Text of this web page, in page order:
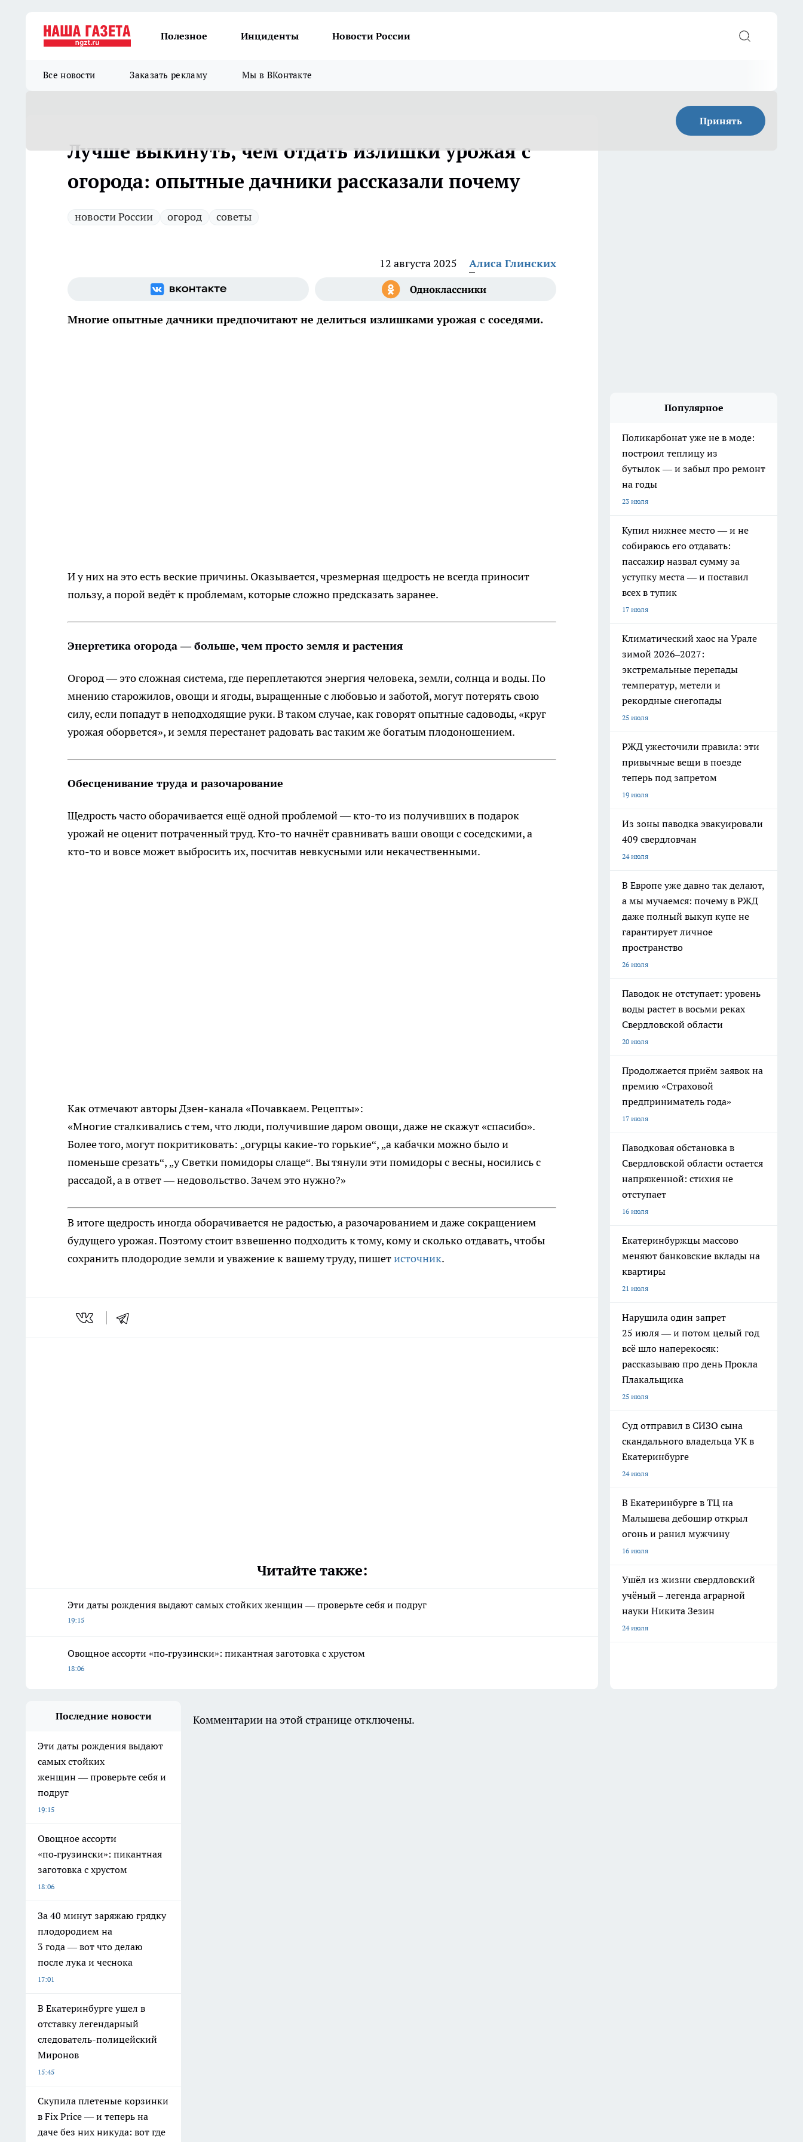
Полезное Инциденты Новости России
Все новости Заказать рекламу Мы в ВКонтакте
Принять
Лучше выкинуть, чем отдать излишки урожая с
огорода: опытные дачники рассказали почему
новости России огород советы
12 августа 2025 Алиса Глинских
Многие опытные дачники предпочитают не делиться излишками урожая с соседями.
И у них на это есть веские причины. Оказывается, чрезмерная щедрость не всегда приносит
пользу, а порой ведёт к проблемам, которые сложно предсказать заранее.
Энергетика огорода — больше, чем просто земля и растения
Огород — это сложная система, где переплетаются энергия человека, земли, солнца и воды. По
мнению старожилов, овощи и ягоды, выращенные с любовью и заботой, могут потерять свою
силу, если попадут в неподходящие руки. В таком случае, как говорят опытные садоводы, «круг
урожая оборвется», и земля перестанет радовать вас таким же богатым плодоношением.
Обесценивание труда и разочарование
Щедрость часто оборачивается ещё одной проблемой — кто-то из получивших в подарок
урожай не оценит потраченный труд. Кто-то начнёт сравнивать ваши овощи с соседскими, а
кто-то и вовсе может выбросить их, посчитав невкусными или некачественными.
Как отмечают авторы Дзен-канала «Почавкаем. Рецепты»:
«Многие сталкивались с тем, что люди, получившие даром овощи, даже не скажут «спасибо».
Более того, могут покритиковать: „огурцы какие-то горькие“, „а кабачки можно было и
поменьше срезать“, „у Светки помидоры слаще“. Вы тянули эти помидоры с весны, носились с
рассадой, а в ответ — недовольство. Зачем это нужно?»
В итоге щедрость иногда оборачивается не радостью, а разочарованием и даже сокращением
будущего урожая. Поэтому стоит взвешенно подходить к тому, кому и сколько отдавать, чтобы
сохранить плодородие земли и уважение к вашему труду, пишетисточник.
Читайте также:
Эти даты рождения выдают самых стойких женщин — проверьте себя и подруг
19:15
Овощное ассорти «по‑грузински»: пикантная заготовка с хрустом
18:06
Популярное
Поликарбонат уже не в моде:
построил теплицу из
бутылок — и забыл про ремонт
на годы
23 июля
Купил нижнее место — и не
собираюсь его отдавать:
пассажир назвал сумму за
уступку места — и поставил
всех в тупик
17 июля
Климатический хаос на Урале
зимой 2026–2027:
экстремальные перепады
температур, метели и
рекордные снегопады
25 июля
РЖД ужесточили правила: эти
привычные вещи в поезде
теперь под запретом
19 июля
Из зоны паводка эвакуировали
409 свердловчан
24 июля
В Европе уже давно так делают,
а мы мучаемся: почему в РЖД
даже полный выкуп купе не
гарантирует личное
пространство
26 июля
Паводок не отступает: уровень
воды растет в восьми реках
Свердловской области
20 июля
Продолжается приём заявок на
премию «Страховой
предприниматель года»
17 июля
Паводковая обстановка в
Свердловской области остается
напряженной: стихия не
отступает
16 июля
Екатеринбуржцы массово
меняют банковские вклады на
квартиры
21 июля
Нарушила один запрет
25 июля — и потом целый год
всё шло наперекосяк:
рассказываю про день Прокла
Плакальщика
25 июля
Суд отправил в СИЗО сына
скандального владельца УК в
Екатеринбурге
24 июля
В Екатеринбурге в ТЦ на
Малышева дебошир открыл
огонь и ранил мужчину
16 июля
Ушёл из жизни свердловский
учёный – легенда аграрной
науки Никита Зезин
24 июля
Последние новости
Эти даты рождения выдают
самых стойких
женщин — проверьте себя и
подруг
19:15
Овощное ассорти
«по‑грузински»: пикантная
заготовка с хрустом
18:06
За 40 минут заряжаю грядку
плодородием на
3 года — вот что делаю
после лука и чеснока
17:01
В Екатеринбурге ушел в
отставку легендарный
следователь-полицейский
Миронов
15:45
Скупила плетеные корзинки
в Fix Price — и теперь на
даче без них никуда: вот где
Комментарии на этой странице отключены.